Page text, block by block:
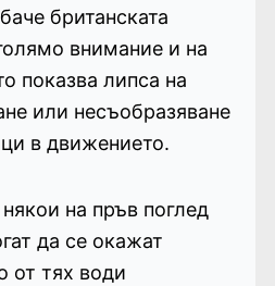
британската
внимание и на
показва липса на
или несъобразяване
в движението.
на пръв поглед
да се окажат
от тях води